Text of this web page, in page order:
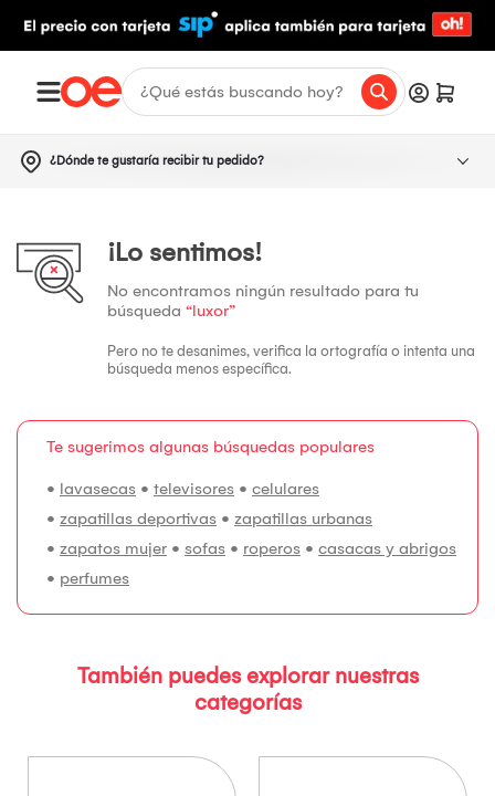
¿Dónde te gustaría recibir tu pedido?
¡Lo sentimos!
No encontramos ningún resultado para tu
búsqueda “luxor”
Pero no te desanimes, verifica la ortografía o intenta una
búsqueda menos específica.
Te sugerimos algunas búsquedas populares
• lavasecas • televisores • celulares
• zapatillas deportivas • zapatillas urbanas
• zapatos mujer • sofas • roperos • casacas y abrigos
• perfumes
También puedes explorar nuestras
categorías